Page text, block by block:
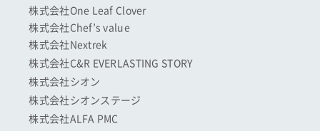
株式会社One Leaf Clover
株式会社Chef’s value
株式会社Nextrek
株式会社C&R EVERLASTING STORY
株式会社シオン
株式会社シオンステージ
株式会社ALFA PMC